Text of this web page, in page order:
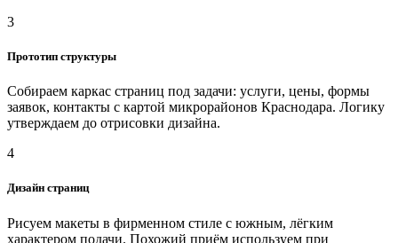
3
Прототип структуры
Собираем каркас страниц под задачи: услуги, цены, формы
заявок, контакты с картой микрорайонов Краснодара. Логику
утверждаем до отрисовки дизайна.
4
Дизайн страниц
Рисуем макеты в фирменном стиле с южным, лёгким
характером подачи. Похожий приём используем при